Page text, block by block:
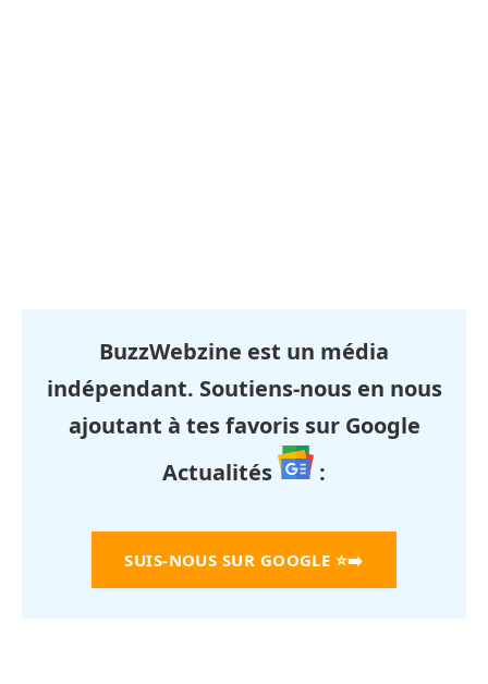
BuzzWebzine est un média
indépendant. Soutiens-nous en nous
ajoutant à tes favoris sur Google
Actualités
:
SUIS-NOUS SUR GOOGLE ⭐➡️